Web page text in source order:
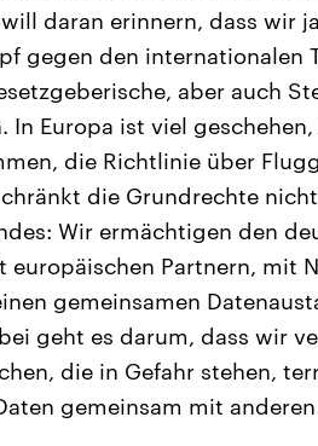
daran erinnern, dass wir
gegen den internationalen
aber auch
In Europa ist viel
die Richtlinie über
die Grundrechte
Wir ermächtigen den
Partnern, mit
gemeinsamen
geht es darum, dass wir
die in Gefahr stehen,
gemeinsam mit